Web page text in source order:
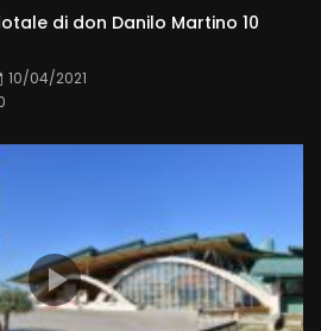
di don Danilo Martino 10
10/04/2021